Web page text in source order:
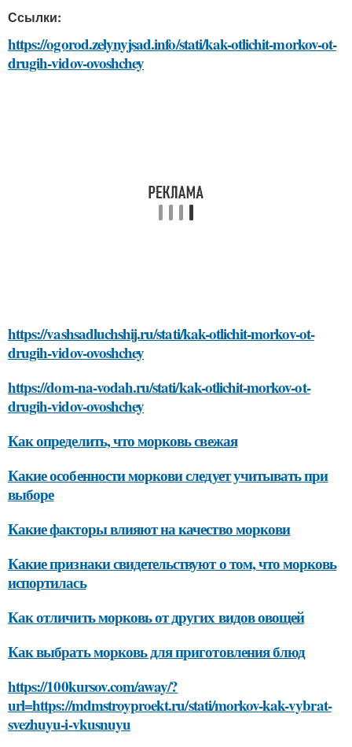
Ссылки:
https://ogorod.zelynyjsad.info/stati/kak-otlichit-morkov-ot-
drugih-vidov-ovoshchey
https://vashsadluchshij.ru/stati/kak-otlichit-morkov-ot-
drugih-vidov-ovoshchey
https://dom-na-vodah.ru/stati/kak-otlichit-morkov-ot-
drugih-vidov-ovoshchey
Как определить, что морковь свежая
Какие особенности моркови следует учитывать при
выборе
Какие факторы влияют на качество моркови
Какие признаки свидетельствуют о том, что морковь
испортилась
Как отличить морковь от других видов овощей
Как выбрать морковь для приготовления блюд
https://100kursov.com/away/?
url=https://mdmstroyproekt.ru/stati/morkov-kak-vybrat-
svezhuyu-i-vkusnuyu